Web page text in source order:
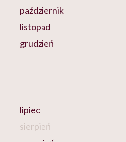
październik
listopad
grudzień
lipiec
sierpień